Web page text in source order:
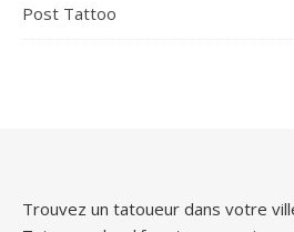
Post Tattoo
Trouvez un tatoueur dans votre